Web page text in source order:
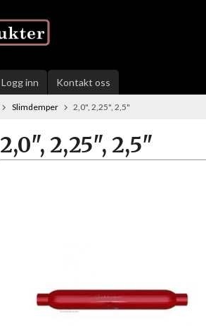
Logg inn Kontakt oss
Slimdemper 2,0", 2,25", 2,5"
2,0", 2,25", 2,5"